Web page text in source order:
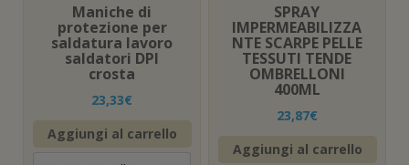
Maniche di
protezione per
saldatura lavoro
saldatori DPI
crosta
23,33€
Aggiungi al carrello
SPRAY
IMPERMEABILIZZA
NTE SCARPE PELLE
TESSUTI TENDE
OMBRELLONI
400ML
23,87€
Aggiungi al carrello